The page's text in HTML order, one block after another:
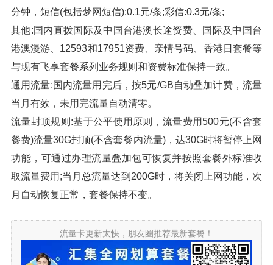
分钟，短信(包括梦网短信):0.1元/条;彩信:0.3元/条;
其他:国内直拨国际及中国台港澳长途资费、国际及中国台
港澳漫游、12593和17951资费、亲情号码、香港日套餐等
与现有飞享套餐系列业务规则和资费标准保持一致。
通用流量:国内流量用完后，按5元/GB自动叠加计费，流量
当月有效，未用完流量自动清零。
流量封顶规则:基于公平使用原则，流量费用500元(不含套
餐费)流量30G封顶(不含套餐内流量)，达30G时将暂停上网
功能，可通过办理流量叠加包可恢复并按照套餐外标准收
取流量费用;当月总流量达到200G时，将关闭上网功能，次
月自动恢复正常，套餐保持不变。
流量卡更新太快，朋友圈推荐最新套餐！